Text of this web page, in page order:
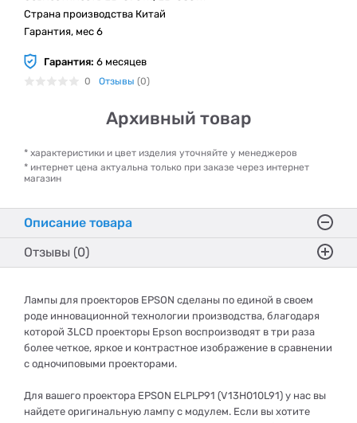
Страна производства Китай
Гарантия, мес 6
Гарантия: 6 месяцев
0 Отзывы (0)
Архивный товар
* характеристики и цвет изделия уточняйте у менеджеров
* интернет цена актуальна только при заказе через интернет
магазин
Описание товара
Отзывы (0)
Лампы для проекторов EPSON сделаны по единой в своем
роде инновационной технологии производства, благодаря
которой 3LCD проекторы Epson воспроизводят в три раза
более четкое, яркое и контрастное изображение в сравнении
с одночиповыми проекторами.
Для вашего проектора EPSON ELPLP91 (V13H010L91) у нас вы
найдете оригинальную лампу с модулем. Если вы хотите